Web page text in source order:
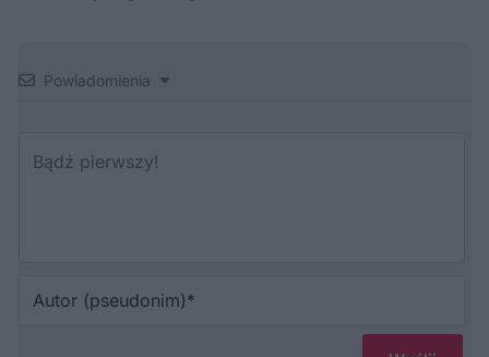
Powiadomienia